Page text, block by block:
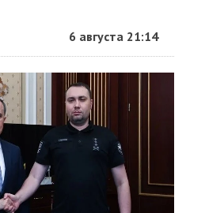
6 августа 21:14